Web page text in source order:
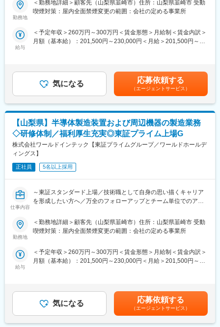
【就業環境】本社が位置する北杜市は日本百名山に囲まれた自然
豊かな市で「住みたい田舎ランキング2018」（宝島社発刊・2018
等から、都会に近い田舎として移住を考える全世代の方から注目
されています。また昨今では働き方改革を進めており残業は分単
変更の範囲：会社の定める業務
将来的には年収800万円以上を目指せるエンジニアへ！同社の最
大の強みは確実に技術職としてキャリアアップ出来る事です！い
100％技術専門職のご案内が可能であり、自身が持つキャリア像
に沿って市場価値向上をサポートします。
（社有車で東京都日野市まで週1・２回出向い、客先で装置の立ち
上げ・調整業務）
【モデル年収】
570万円／29歳・入社3年目・男性（月給38万円＋各種手当）
680万円／32歳・入社5年目・男性（月給45万円＋各種手当）
【豊富な手当】
技術・語学系全138種の資格手当を用意しており、自身の頑張り
が給与に変換される仕組みとなっています。また、社宅完備(赴任
地による) しています。
・フォロー体制が非常に手厚くなっています。同社には受入教育
や定期面談を行う「クライアントリーダー」、経験20年以上の技
取りをしている「営業担当」が社員に対して月1回の面談を行う体
制を取っております。配属された後、不安ごとや今後のキャリア
ュラムを実施しております。興味のある項目や業務、関係してい
る項目、スキルチェンジに繋がる項目などを自由に受講して頂く
は95%以上と非常に高い数値をマークしております。
変更の範囲：会社の定める業務
勤務地
＜勤務地詳細＞顧客先（山梨県韮崎市）住所：山梨県韮崎市 受動
喫煙対策：屋内全面禁煙変更の範囲：会社の定める事業所
給与
＜予定年収＞260万円～300万円＜賃金形態＞月給制＜賃金内訳＞
月額（基本給）：201,500円～230,000円＜月給＞201,500円～
賃金はあくまでも目安の金額であり、選考を通じて上下する可能
性があります。月給(月額)は固定手当を含めた表記です。
気になる 応募依頼する
（エージェントサービス）
【山梨県】半導体製造装置および周辺機器の製造業務
◇研修体制／福利厚生充実◎東証プライム上場G
株式会社ワールドインテック【東証プライムグループ／ワールドホールデ
ィングス】
正社員 5名以上採用
仕事内容
～東証スタンダード上場／技術職として自身の思い描くキャリア
を形成したい方へ／万全のフォローアップとチーム単位でのアサ
将来的には年収800万円以上を目指せるエンジニアへ！同社の最
大の強みは確実に技術職としてキャリアアップ出来る事です！い
100％技術専門職のご案内が可能であり、自身が持つキャリア像
に沿って市場価値向上をサポートします。
ドライバーやレンチなどの工具を使用し、手作業で組立を行いま
す。
【モデル年収】
勤務地
＜勤務地詳細＞顧客先（山梨県韮崎市）住所：山梨県韮崎市 受動
喫煙対策：屋内全面禁煙変更の範囲：会社の定める事業所
給与
＜予定年収＞260万円～300万円＜賃金形態＞月給制＜賃金内訳＞
月額（基本給）：201,500円～230,000円＜月給＞201,500円～
賃金はあくまでも目安の金額であり、選考を通じて上下する可能
性があります。月給(月額)は固定手当を含めた表記です。
気になる 応募依頼する
（エージェントサービス）